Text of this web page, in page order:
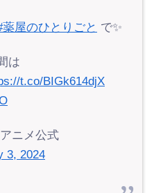
薬屋のひとりごと で✨
は
t.co/BIGk614djX
ニメ公式
3, 2024